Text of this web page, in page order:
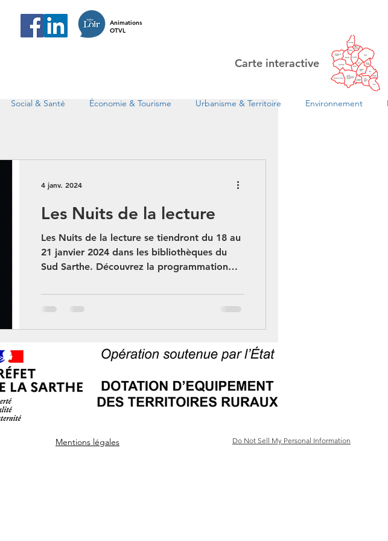
Animations
OTVL
Carte interactive
Les Nuits de la lecture
Les Nuits de la lecture se tiendront du 18 au
21 janvier 2024 dans les bibliothèques du
Sud Sarthe. Découvrez la programmation
4 janv. 2024
Social & Santé Économie & Tourisme Urbanisme & Territoire Environnement
Mentions légales Do Not Sell My Personal Information